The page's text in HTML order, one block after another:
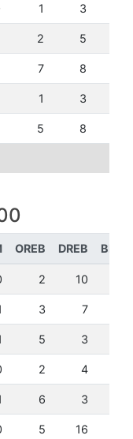
1 3
2 5
7 8
1 3
5 8
OREB DREB BLK
2 10
3 7
5 3
2 4
6 3
5 16